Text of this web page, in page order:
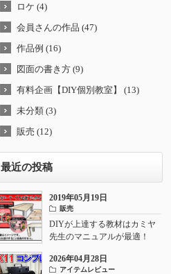
ロケ (4)
会員さんの作品 (47)
作品例 (16)
図面の書き方 (9)
有料企画【DIY個別教室】 (13)
未分類 (3)
販売 (12)
最近の投稿
2019年05月19日
販売
DIYが上達する教材はカミヤ
先生のマニュアルが最適！
2026年04月28日
アイテムレビュー